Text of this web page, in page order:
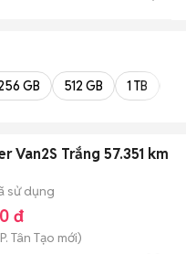
GB 512 GB 1 TB
Van2S Trắng 57.351 km
sử dụng
đ
P. Tân Tạo mới)